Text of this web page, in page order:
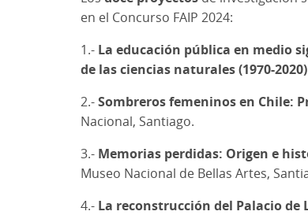
en el Concurso FAIP 2024:
1.- La educación pública en medio
de las ciencias naturales (1970-2020)
2.-Sombreros femeninos en Chile:
Nacional, Santiago.
3.- Memorias perdidas: Origen e
Museo Nacional de Bellas Artes,
4.- La reconstrucción del Palacio